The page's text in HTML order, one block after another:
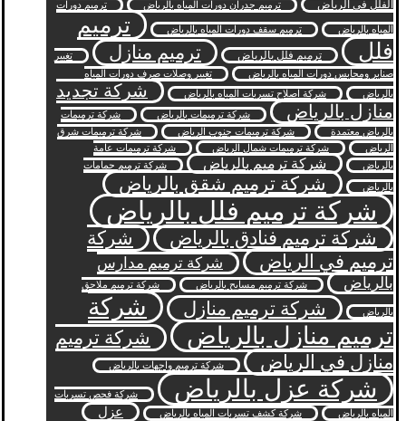
الفلل في الرياض
ترميم جدران دورات المياه بالرياض ترميم دورات
المياه بالرياض ترميم سقف دورات المياه بالرياض
ترميم
فلل
ترميم فلل بالرياض ترميم منازل
تغيير
صنابر ومحابس دورات المياه بالرياض
تغيير وصلات صرف دورات المياه
بالرياض
شركة اصلاح تسربات المياه بالرياض
شركة تجديد
منازل بالرياض
شركة ترميمات بالرياض
شركة ترميمات
بالرياض معتمدة
شركة ترميمات جنوب الرياض
شركة ترميمات شرق
الرياض
شركة ترميمات شمال الرياض
شركة ترميمات عامة
بالرياض
شركة ترميم بالرياض شركة ترميم حمامات
بالرياض شركة ترميم شقق بالرياض
شركة ترميم فلل بالرياض
شركة ترميم فنادق بالرياض
شركة
ترميم في الرياض
شركة ترميم مدارس
بالرياض
شركة ترميم مسابح بالرياض شركة ترميم ملاحق
بالرياض شركة ترميم منازل
شركة
ترميم منازل بالرياض
شركة ترميم
منازل في الرياض
شركة ترميم واجهات بالرياض
شركة عزل بالرياض
شركة فحص تسربات
المياه بالرياض
شركة كشف تسربات المياه بالرياض عزل